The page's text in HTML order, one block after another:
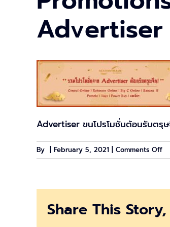
Advertiser
Advertiser ขนโปรโมชั่นต้อนรับต
By February 5, 2021 Comments Offon
ฉ
วัน
Share This